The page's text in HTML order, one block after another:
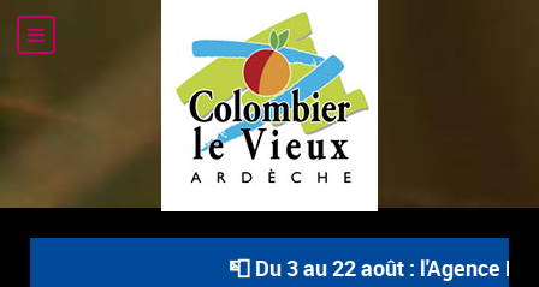
📮 Du 3 au 22 août : l'Agence